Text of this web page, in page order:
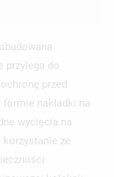
przylega do
przed
nakładki na
wycięcia na
korzystanie ze